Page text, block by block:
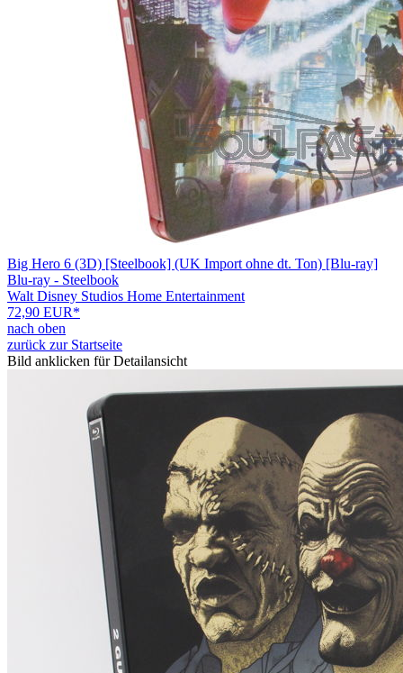
Big Hero 6 (3D) [Steelbook] (UK Import ohne dt. Ton) [Blu-ray]
Blu-ray - Steelbook
Walt Disney Studios Home Entertainment
72,90 EUR*
nach oben
zurück zur Startseite
Bild anklicken für Detailansicht